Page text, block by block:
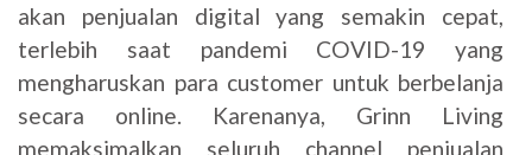
akan penjualan digital yang semakin cepat,
terlebih saat pandemi COVID-19 yang
mengharuskan para customer untuk berbelanja
secara online. Karenanya, Grinn Living
memaksimalkan seluruh channel penjualan